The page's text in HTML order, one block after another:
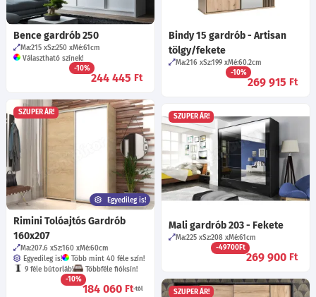
Bence gardrób 250
Ma:215 Sz:250 Mé:61cm
Választható színek!
-10%
244 445 Ft
Bindy 15 gardrób - Artisan
tölgy/fekete
Ma:216 Sz:199 Mé:60.2cm
-10%
269 915 Ft
SZUPER ÁR!
Egyedileg is!
Rimini Tolóajtós Gardrób
160x207
Ma:207.6 Sz:160 Mé:60cm
Egyedileg is!
Több mint 40 féle szín!
9 féle bútorláb!
Többféle fióksín!
-10%
184 060 Ft-tól
SZUPER ÁR!
Mali gardrób 203 - Fekete
Ma:225 Sz:208 Mé:61cm
-49700Ft
269 900 Ft
SZUPER ÁR!